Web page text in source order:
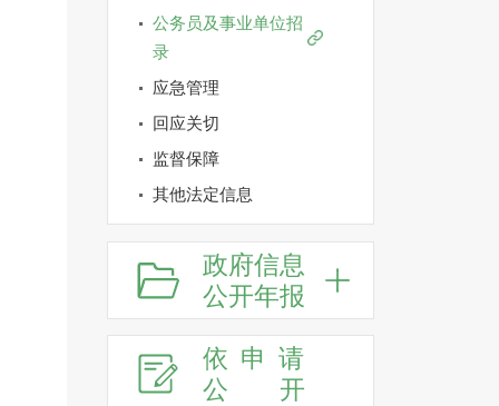
公务员及事业单位招
录
应急管理
回应关切
监督保障
其他法定信息
政府信息
公开年报
依申请
公
开